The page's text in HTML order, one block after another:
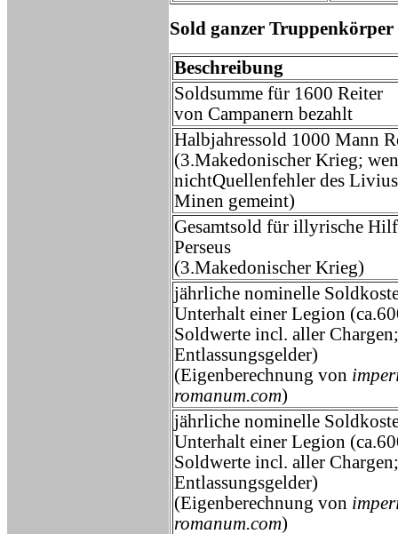
Sold ganzer Truppenkörper
Beschreibung
Soldsumme für 1600 Reiter
von Campanern bezahlt
Halbjahressold 1000 Mann
(3.Makedonischer Krieg;
nichtQuellenfehler des
Minen gemeint)
Gesamtsold für illyrische
Perseus
(3.Makedonischer Krieg)
jährliche nominelle
Unterhalt einer Legion
Soldwerte incl. aller
Entlassungsgelder)
(Eigenberechnung von
romanum.com)
jährliche nominelle
Unterhalt einer Legion
Soldwerte incl. aller
Entlassungsgelder)
(Eigenberechnung von
romanum.com)